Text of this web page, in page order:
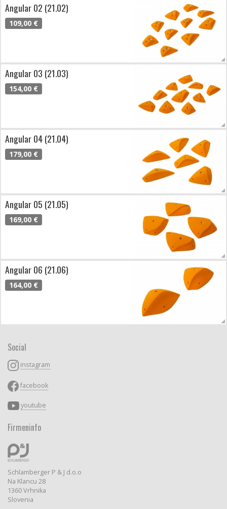
Angular 02 (21.02)
109,00 €
Angular 03 (21.03)
154,00 €
Angular 04 (21.04)
179,00 €
Angular 05 (21.05)
169,00 €
Angular 06 (21.06)
164,00 €
Social
instagram
facebook
youtube
Firmeninfo
Schlamberger P & J d.o.o
Na Klancu 28
1360 Vrhnika
Slovenia